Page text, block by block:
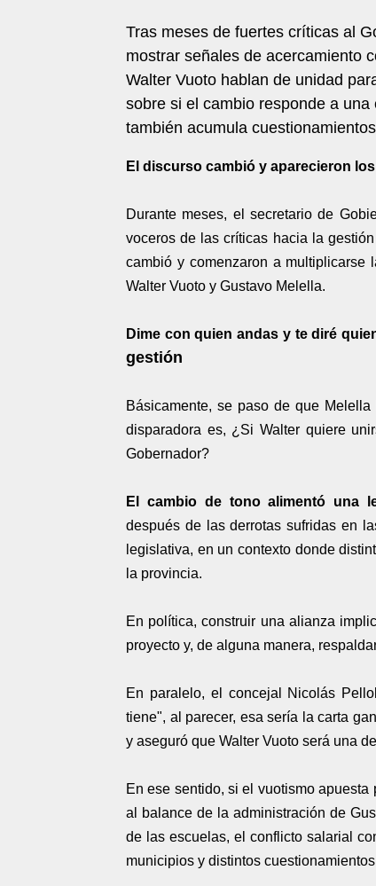
Tras meses de fuertes críticas al
mostrar señales de acercamiento
Walter Vuoto hablan de unidad
sobre si el cambio responde a
también acumula
El discurso cambió y aparecieron
Durante meses, el secretario de
voceros de las críticas hacia la
cambió y comenzaron a multiplicarse
Walter Vuoto y Gustavo Melella.
Dime con quien andas y te diré
gestión
Básicamente, se paso de que
disparadora es, ¿Si Walter quiere
Gobernador?
El cambio de tono alimentó una
después de las derrotas sufridas en
legislativa, en un contexto donde
la provincia.
En política, construir una alianza
proyecto y, de alguna manera,
En paralelo, el concejal Nicolás
tiene", al parecer, esa sería la carta
y aseguró que Walter Vuoto será una
En ese sentido, si el vuotismo
al balance de la administración de
de las escuelas, el conflicto salarial
municipios y distintos